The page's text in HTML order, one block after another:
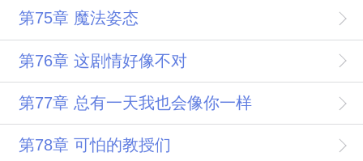
第75章 魔法姿态
第76章 这剧情好像不对
第77章 总有一天我也会像你一样
第78章 可怕的教授们